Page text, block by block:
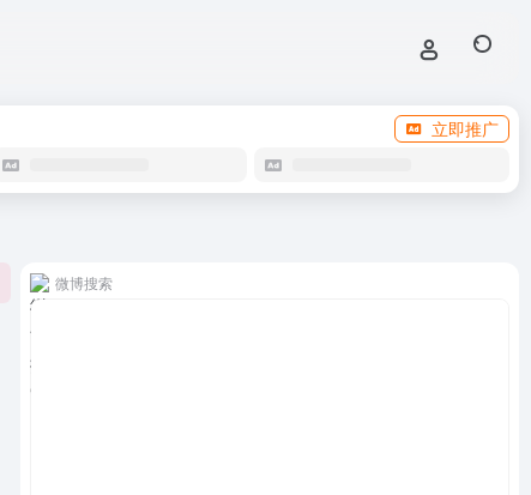
立即推广
微博搜索